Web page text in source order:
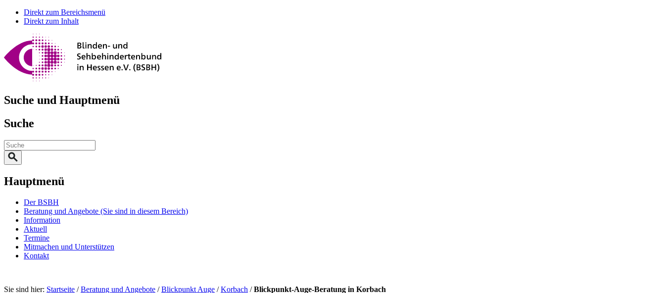
Direkt zum Bereichsmenü
Direkt zum Inhalt
Suche und Hauptmenü
Suche
Hauptmenü
Der BSBH
Beratung und Angebote (Sie sind in diesem Bereich)
Information
Aktuell
Termine
Mitmachen und Unterstützen
Kontakt
Sie sind hier: Startseite / Beratung und Angebote /Blickpunkt Auge /Korbach /Blickpunkt-Auge-Beratung in Korbach